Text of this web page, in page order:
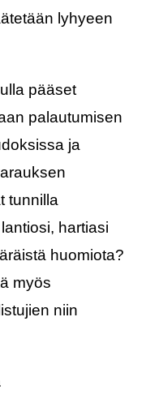
lyhyeen
pääset
palautumisen
ja
tunnilla
hartiasi
huomiota?
myös
niin